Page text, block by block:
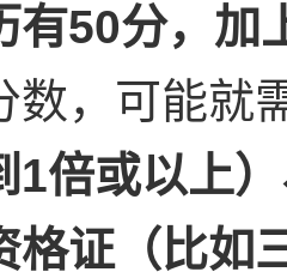
有50分，加
数，可能就
1倍或以上
格证（比如